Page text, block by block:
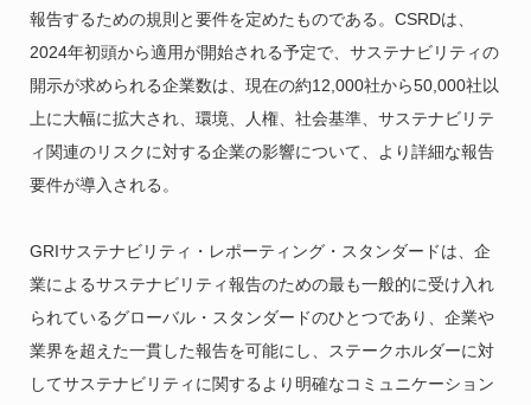
報告するための規則と要件を定めたものである。CSRDは、
2024年初頭から適用が開始される予定で、サステナビリティの
開示が求められる企業数は、現在の約12,000社から50,000社以
上に大幅に拡大され、環境、人権、社会基準、サステナビリテ
ィ関連のリスクに対する企業の影響について、より詳細な報告
要件が導入される。
GRIサステナビリティ・レポーティング・スタンダードは、企
業によるサステナビリティ報告のための最も一般的に受け入れ
られているグローバル・スタンダードのひとつであり、企業や
業界を超えた一貫した報告を可能にし、ステークホルダーに対
してサステナビリティに関するより明確なコミュニケーション